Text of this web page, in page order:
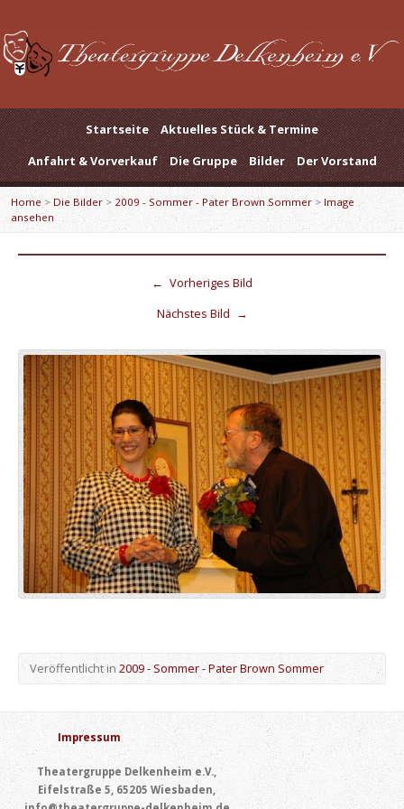
Startseite
Aktuelles Stück & Termine
Anfahrt & Vorverkauf
Die Gruppe Bilder Der Vorstand
Home > Die Bilder> 2009 - Sommer - Pater Brown Sommer >Image
ansehen
← Vorheriges Bild
Nächstes Bild →
Veröffentlicht in2009 - Sommer - Pater Brown Sommer
Impressum
Theatergruppe Delkenheim e.V.,
Eifelstraße 5, 65205 Wiesbaden,